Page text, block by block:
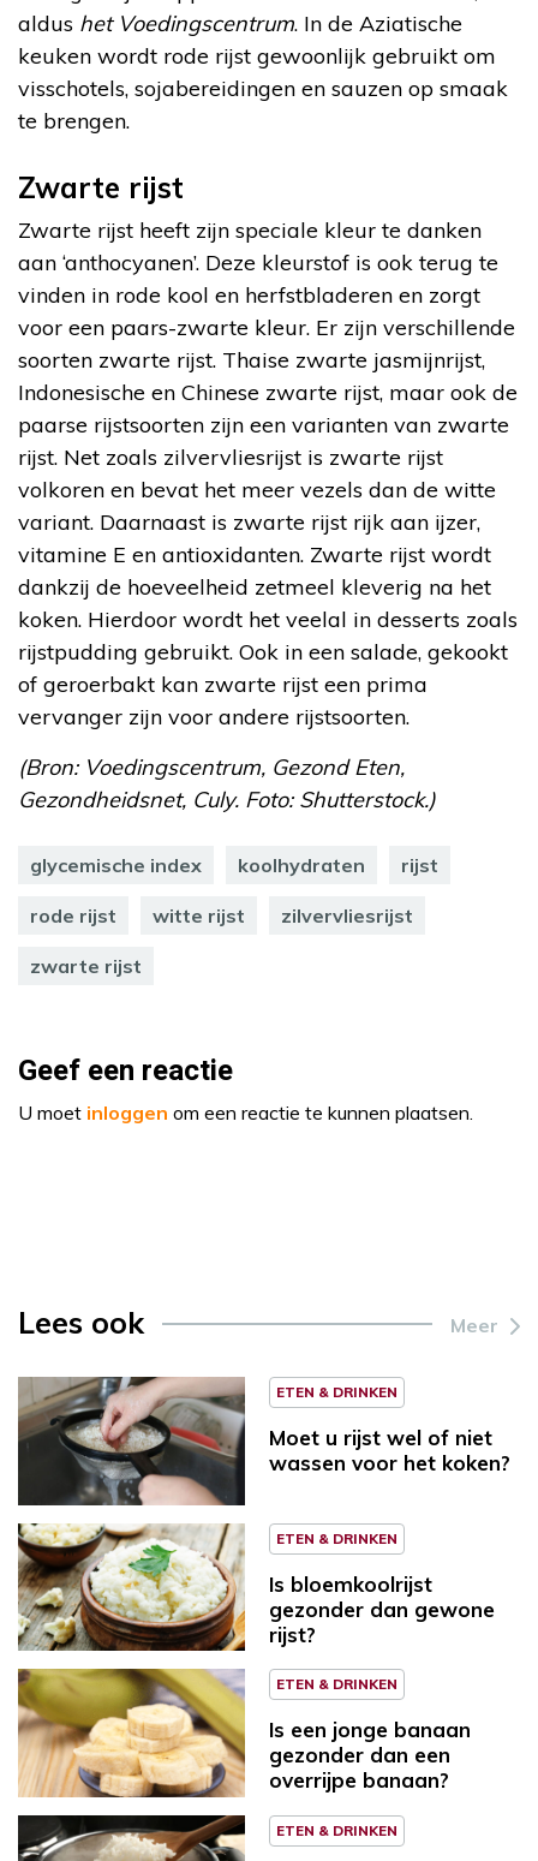
aldus het Voedingscentrum. In de Aziatische
keuken wordt rode rijst gewoonlijk gebruikt om
visschotels, sojabereidingen en sauzen op smaak
te brengen.
Zwarte rijst
Zwarte rijst heeft zijn speciale kleur te danken
aan ‘anthocyanen’. Deze kleurstof is ook terug te
vinden in rode kool en herfstbladeren en zorgt
voor een paars-zwarte kleur. Er zijn verschillende
soorten zwarte rijst. Thaise zwarte jasmijnrijst,
Indonesische en Chinese zwarte rijst, maar ook de
paarse rijstsoorten zijn een varianten van zwarte
rijst. Net zoals zilvervliesrijst is zwarte rijst
volkoren en bevat het meer vezels dan de witte
variant. Daarnaast is zwarte rijst rijk aan ijzer,
vitamine E en antioxidanten. Zwarte rijst wordt
dankzij de hoeveelheid zetmeel kleverig na het
koken. Hierdoor wordt het veelal in desserts zoals
rijstpudding gebruikt. Ook in een salade, gekookt
of geroerbakt kan zwarte rijst een prima
vervanger zijn voor andere rijstsoorten.
(Bron: Voedingscentrum, Gezond Eten,
Gezondheidsnet, Culy. Foto: Shutterstock.)
glycemische index koolhydraten rijst
rode rijst witte rijst zilvervliesrijst
zwarte rijst
Geef een reactie
U moet inloggen om een reactie te kunnen plaatsen.
Lees ook Meer
ETEN & DRINKEN
Moet u rijst wel of niet
wassen voor het koken?
ETEN & DRINKEN
Is bloemkoolrijst
gezonder dan gewone
rijst?
ETEN & DRINKEN
Is een jonge banaan
gezonder dan een
overrijpe banaan?
ETEN & DRINKEN